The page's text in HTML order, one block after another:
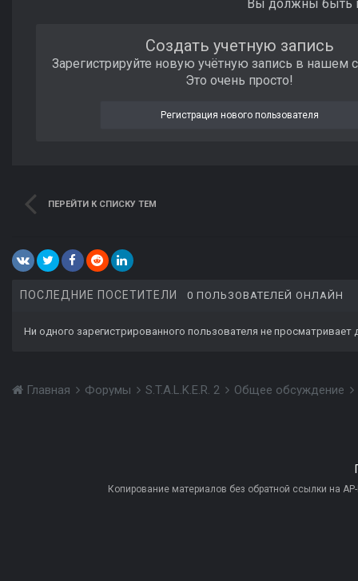
Вы должны быть
Создать учетную запись
Зарегистрируйте новую учётную запись в нашем
Это очень просто!
Регистрация нового пользователя
ПЕРЕЙТИ К СПИСКУ ТЕМ
ПОСЛЕДНИЕ ПОСЕТИТЕЛИ 0 ПОЛЬЗОВАТЕЛЕЙ ОНЛАЙН
Ни одного зарегистрированного пользователя не просматривает
Главная Форумы S.T.A.L.K.E.R. 2 Общее обсуждение
Копирование материалов без обратной ссылки на